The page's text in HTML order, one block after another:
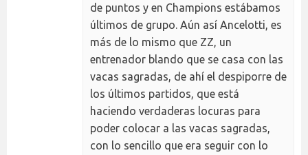
de puntos y en Champions estábamos
últimos de grupo. Aún así Ancelotti, es
más de lo mismo que ZZ, un
entrenador blando que se casa con las
vacas sagradas, de ahí el despiporre de
los últimos partidos, que está
haciendo verdaderas locuras para
poder colocar a las vacas sagradas,
con lo sencillo que era seguir con lo